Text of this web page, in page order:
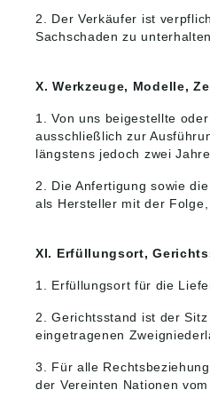
2. Der Verkäufer ist
Sachschaden zu
X. Werkzeuge, Modelle,
1. Von uns beigestellte
ausschließlich zur
längstens jedoch zwei
2. Die Anfertigung sowie
als Hersteller mit der
XI. Erfüllungsort,
1. Erfüllungsort für die
2. Gerichtsstand ist der
eingetragenen
3. Für alle
der Vereinten Nationen